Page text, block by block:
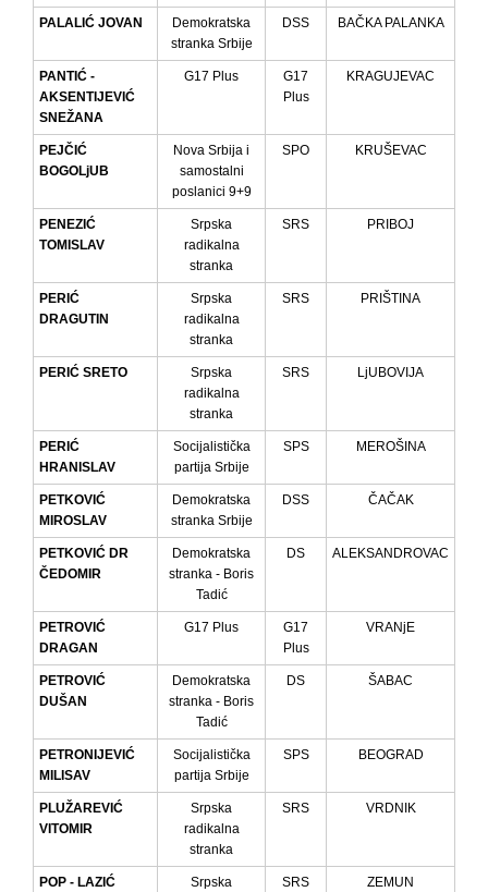
PALALIĆ JOVAN
Demokratska
stranka Srbije
DSS BAČKA PALANKA
PANTIĆ -
AKSENTIJEVIĆ
SNEŽANA
G17 Plus
G17
Plus
KRAGUJEVAC
PEJČIĆ
BOGOLjUB
Nova Srbija i
samostalni
poslanici 9+9
SPO KRUŠEVAC
PENEZIĆ
TOMISLAV
Srpska
radikalna
stranka
SRS PRIBOJ
PERIĆ
DRAGUTIN
Srpska
radikalna
stranka
SRS PRIŠTINA
PERIĆ SRETO
Srpska
radikalna
stranka
SRS LjUBOVIJA
PERIĆ
HRANISLAV
Socijalistička
partija Srbije
SPS MEROŠINA
PETKOVIĆ
MIROSLAV
Demokratska
stranka Srbije
DSS ČAČAK
PETKOVIĆ DR
ČEDOMIR
Demokratska
stranka - Boris
Tadić
DS ALEKSANDROVAC
PETROVIĆ
DRAGAN
G17 Plus
G17
Plus
VRANjE
PETROVIĆ
DUŠAN
Demokratska
stranka - Boris
Tadić
DS ŠABAC
PETRONIJEVIĆ
MILISAV
Socijalistička
partija Srbije
SPS BEOGRAD
PLUŽAREVIĆ
VITOMIR
Srpska
radikalna
stranka
SRS VRDNIK
POP - LAZIĆ Srpska SRS ZEMUN